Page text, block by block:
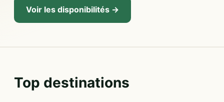
Voir les disponibilités →
Top destinations